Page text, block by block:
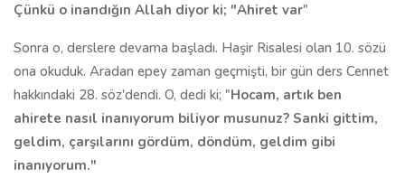
Çünkü o inandığın Allah diyor ki; "Ahiret var"
Sonra o, derslere devama başladı. Haşir Risalesi olan 10. sözü
ona okuduk. Aradan epey zaman geçmişti, bir gün ders Cennet
hakkındaki 28. söz'dendi. O, dedi ki; "Hocam, artık ben
ahirete nasıl inanıyorum biliyor musunuz? Sanki gittim,
geldim, çarşılarını gördüm, döndüm, geldim gibi
inanıyorum."